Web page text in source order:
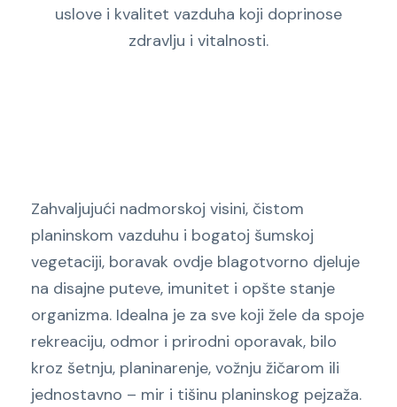
uslove i kvalitet vazduha koji doprinose
zdravlju i vitalnosti.
Zahvaljujući nadmorskoj visini, čistom
planinskom vazduhu i bogatoj šumskoj
vegetaciji, boravak ovdje blagotvorno djeluje
na disajne puteve, imunitet i opšte stanje
organizma. Idealna je za sve koji žele da spoje
rekreaciju, odmor i prirodni oporavak, bilo
kroz šetnju, planinarenje, vožnju žičarom ili
jednostavno – mir i tišinu planinskog pejzaža.